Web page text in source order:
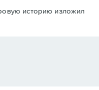
историю изложил